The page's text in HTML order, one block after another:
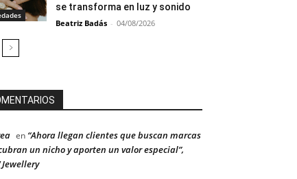
se transforma en luz y sonido
Beatriz Badás - 04/08/2026
en “Ahora llegan clientes que buscan marcas
un nicho y aporten un valor especial”,
Jewellery